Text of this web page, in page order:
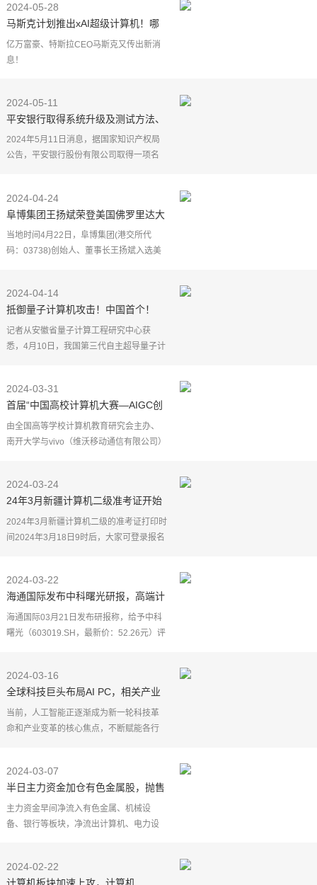
台自主超导量子
2024-05-28
马斯克计划推出xAI超级计算机！哪
些公司将受益？
亿万富豪、特斯拉CEO马斯克又传出新消
息！
注。有科技媒体透露，马斯克的人工智能
初创公司xA
2024-05-11
平安银行取得系统升级及测试方法、
2024年5月11日消息，据国家知识产权局
公告，平安银行股份有限公司取得一项名
CN112559012B，申请日期为
2024-04-24
阜博集团王扬斌荣登美国佛罗里达大
学电气与计算机工程系名人堂
当地时间4月22日，阜博集团(港交所代
码：03738)创始人、董事长王扬斌入选美
的卓越成就以及对社
2024-04-14
抵御量子计算机攻击！中国首个！
记者从安徽省量子计算工程研究中心获
悉，4月10日，我国第三代自主超导量子计
Cryptography，后量
2024-03-31
首届“中国高校计算机大赛—AIGC创
新赛”在天开园启动
由全国高等学校计算机教育研究会主办、
南开大学与vivo（维沃移动通信有限公司）
赛"启动会在天开
2024-03-24
24年3月新疆计算机二级准考证开始
打印时间
2024年3月新疆计算机二级的准考证打印时
间2024年3月18日9时后，大家可登录报名
印并了解考点考试
2024-03-22
海通国际发布中科曙光研报，高端计
算机领军者，迎来AI时代机遇
海通国际03月21日发布研报称，给予中科
曙光（603019.SH，最新价：52.26元）评
场+生态"三位一
2024-03-16
全球科技巨头布局AI PC，相关产业
链公司或受益
当前，人工智能正逐渐成为新一轮科技革
命和产业变革的核心焦点，不断赋能各行
件中，带来架构设
2024-03-07
半日主力资金加仓有色金属股，抛售
计算机股
主力资金早间净流入有色金属、机械设
备、银行等板块，净流出计算机、电力设
亿元、7.05亿元、6
2024-02-22
计算机板块加速上攻，计算机